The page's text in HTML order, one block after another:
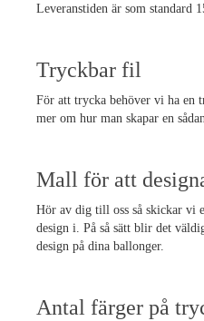
Leveranstiden är som standard
Tryckbar fil
För att trycka behöver vi ha en
mer om hur man skapar en sådan.
Mall för att
Hör av dig till oss så skickar vi
design i. På så sätt blir det
design på dina ballonger.
Antal färger på